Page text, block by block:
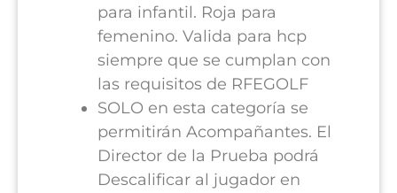
para infantil. Roja para
femenino. Valida para hcp
siempre que se cumplan con
las requisitos de RFEGOLF
SOLO en esta categoría se
permitirán Acompañantes. El
Director de la Prueba podrá
Descalificar al jugador en